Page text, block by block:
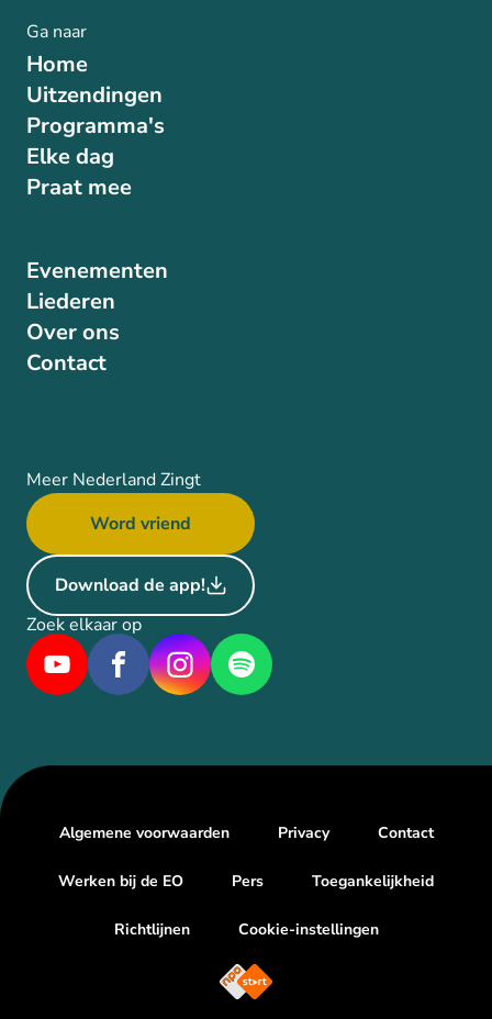
Ga naar
Home
Uitzendingen
Programma's
Elke dag
Praat mee
Evenementen
Liederen
Over ons
Contact
Meer Nederland Zingt
Word vriend
Download de app!
Zoek elkaar op
Algemene voorwaarden Privacy Contact
Werken bij de EO Pers Toegankelijkheid
Richtlijnen Cookie-instellingen